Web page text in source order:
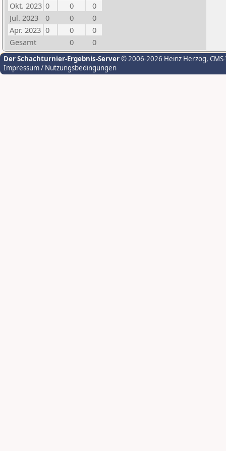
Okt. 2023 0 0
0
Jul. 2023
0 0
0
Apr. 2023 0 0
0
Gesamt
0 0
Der Schachturnier-Ergebnis-Server© 2006-2026 Heinz Herzog,
Impressum / Nutzungsbedingungen